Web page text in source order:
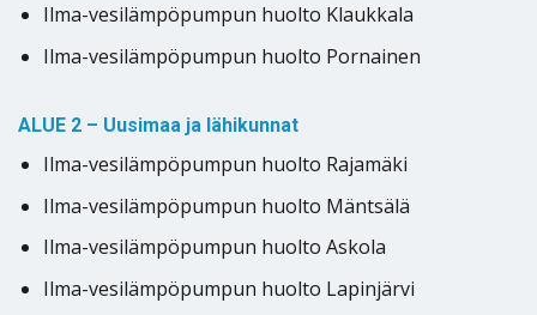
Ilma-vesilämpöpumpun huolto Klaukkala
Ilma-vesilämpöpumpun huolto Pornainen
ALUE 2 – Uusimaa ja lähikunnat
Ilma-vesilämpöpumpun huolto Rajamäki
Ilma-vesilämpöpumpun huolto Mäntsälä
Ilma-vesilämpöpumpun huolto Askola
Ilma-vesilämpöpumpun huolto Lapinjärvi